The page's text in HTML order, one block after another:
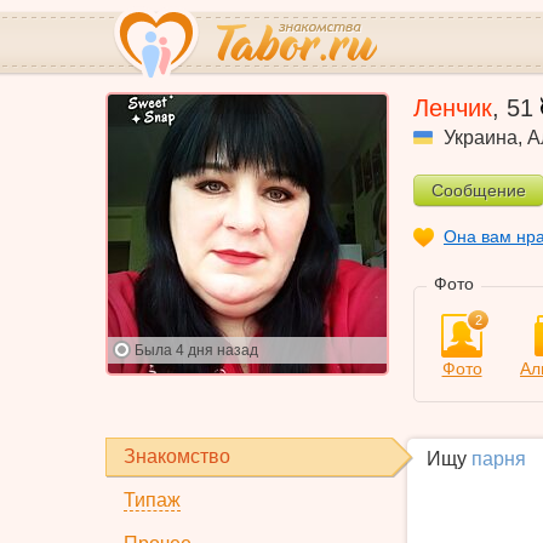
Была 4 дня назад
Ленчик, 51
Украина,
Сообщение
Она вам
Фото
2
Фото
Знакомство
Типаж
Ищу парня